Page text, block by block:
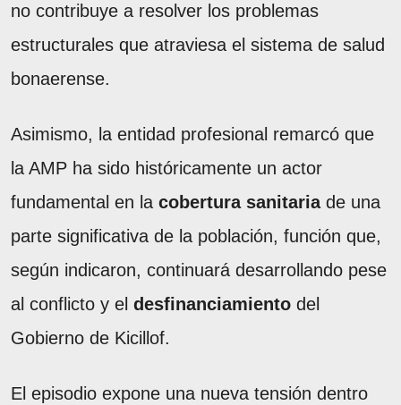
no contribuye a resolver los problemas
estructurales que atraviesa el sistema de salud
bonaerense.
Asimismo, la entidad profesional remarcó que
la AMP ha sido históricamente un actor
fundamental en la cobertura sanitariade una
parte significativa de la población, función que,
según indicaron, continuará desarrollando pese
al conflicto y el desfinanciamiento del
Gobierno de Kicillof.
El episodio expone una nueva tensión dentro